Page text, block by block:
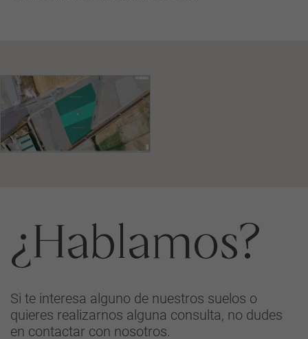
¿Hablamos?
Si te interesa alguno de nuestros suelos o
quieres realizarnos alguna consulta, no dudes
en contactar con nosotros.